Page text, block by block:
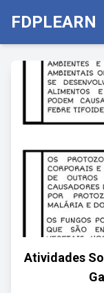
FDPLEARN
Atividades